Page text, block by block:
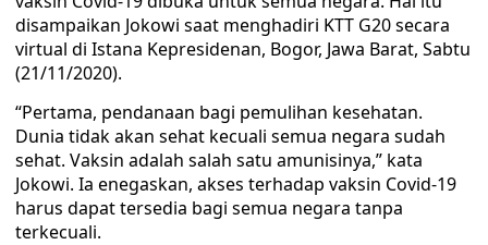
disampaikan Jokowi saat menghadiri KTT G20 secara
virtual di Istana Kepresidenan, Bogor, Jawa Barat, Sabtu
(21/11/2020).
“Pertama, pendanaan bagi pemulihan kesehatan.
Dunia tidak akan sehat kecuali semua negara sudah
sehat. Vaksin adalah salah satu amunisinya,” kata
Jokowi. Ia enegaskan, akses terhadap vaksin Covid-19
harus dapat tersedia bagi semua negara tanpa
terkecuali.